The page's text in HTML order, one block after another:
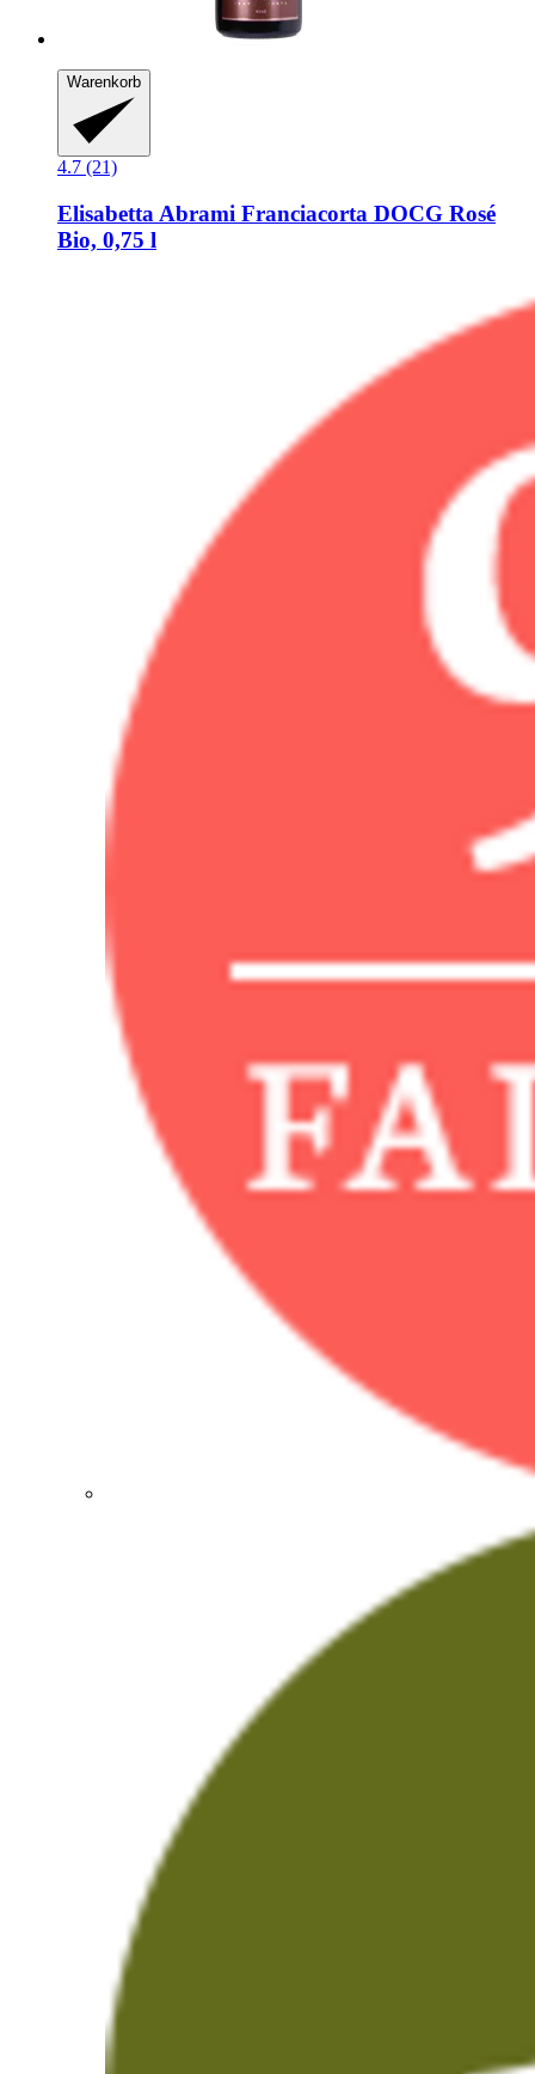
Warenkorb
4.7 (21)
Elisabetta Abrami Franciacorta DOCG Rosé
Bio, 0,75 l